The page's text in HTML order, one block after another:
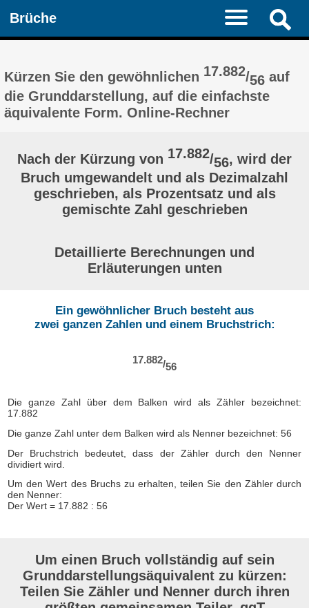
Brüche
Kürzen Sie den gewöhnlichen 17.882/56 auf
die Grunddarstellung, auf die einfachste
äquivalente Form. Online-Rechner
Nach der Kürzung von 17.882/56, wird der
Bruch umgewandelt und als Dezimalzahl
geschrieben, als Prozentsatz und als
gemischte Zahl geschrieben
Detaillierte Berechnungen und
Erläuterungen unten
Ein gewöhnlicher Bruch besteht aus
zwei ganzen Zahlen und einem Bruchstrich:
17.882/56
Die ganze Zahl über dem Balken wird als Zähler bezeichnet:
17.882
Die ganze Zahl unter dem Balken wird als Nenner bezeichnet: 56
Der Bruchstrich bedeutet, dass der Zähler durch den Nenner
dividiert wird.
Um den Wert des Bruchs zu erhalten, teilen Sie den Zähler durch
den Nenner:
Der Wert = 17.882 : 56
Um einen Bruch vollständig auf sein
Grunddarstellungsäquivalent zu kürzen:
Teilen Sie Zähler und Nenner durch ihren